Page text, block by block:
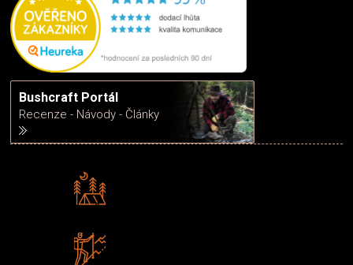
Bushcraft Portál
Recenze - Návody - Články